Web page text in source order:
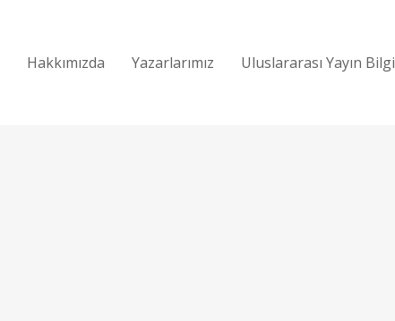
Hakkımızda Yazarlarımız Uluslararası Yayın